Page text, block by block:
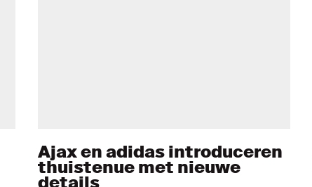
Ajax en adidas introduceren
thuistenue met nieuwe
details